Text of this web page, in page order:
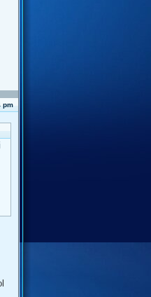
pm